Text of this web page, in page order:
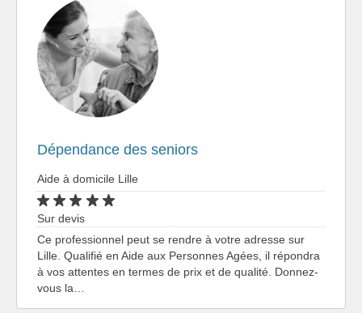
Dépendance des seniors
Aide à domicile Lille
Sur devis
Ce professionnel peut se rendre à votre adresse sur
Lille. Qualifié en Aide aux Personnes Agées, il répondra
à vos attentes en termes de prix et de qualité. Donnez-
vous la…